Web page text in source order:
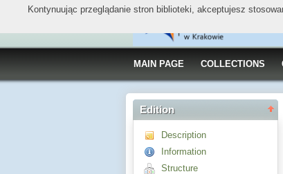
MAIN PAGE COLLECTIONS
Edition
Description
Information
Structure
Kontynuując przeglądanie stron biblioteki, akceptujesz